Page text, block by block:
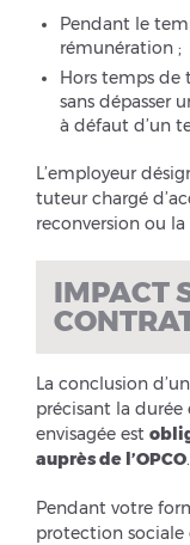
Pendant le
rémunération ;
Hors temps de
sans dépasser
à défaut d’un
L’employeur
tuteur chargé
reconversion ou
IMPACT
La conclusion d’un
précisant la
envisagée est
auprès de l’OPCO.
Pendant votre
protection sociale